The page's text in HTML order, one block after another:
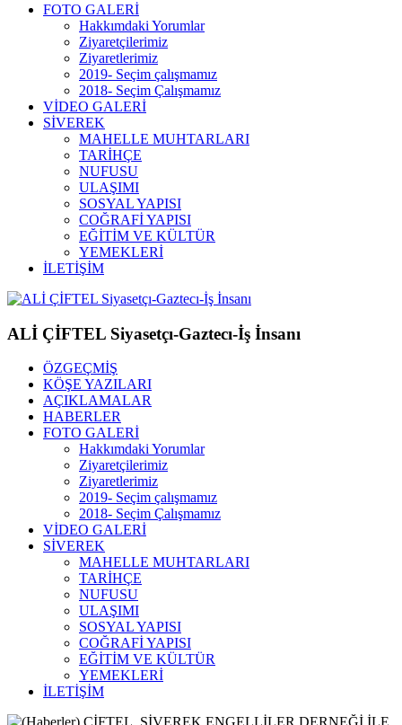
FOTO GALERİ
Hakkımdaki Yorumlar
Ziyaretçilerimiz
Ziyaretlerimiz
2019- Seçim çalışmamız
2018- Seçim Çalışmamız
VİDEO GALERİ
SİVEREK
MAHELLE MUHTARLARI
TARİHÇE
NUFUSU
ULAŞIMI
SOSYAL YAPISI
COĞRAFİ YAPISI
EĞİTİM VE KÜLTÜR
YEMEKLERİ
İLETİŞİM
ALİ ÇİFTEL Siyasetçı-Gaztecı-İş İnsanı
ÖZGEÇMİŞ
KÖŞE YAZILARI
AÇIKLAMALAR
HABERLER
FOTO GALERİ
Hakkımdaki Yorumlar
Ziyaretçilerimiz
Ziyaretlerimiz
2019- Seçim çalışmamız
2018- Seçim Çalışmamız
VİDEO GALERİ
SİVEREK
MAHELLE MUHTARLARI
TARİHÇE
NUFUSU
ULAŞIMI
SOSYAL YAPISI
COĞRAFİ YAPISI
EĞİTİM VE KÜLTÜR
YEMEKLERİ
İLETİŞİM